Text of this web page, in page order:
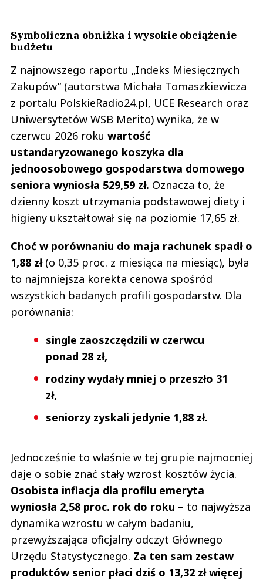
Symboliczna obniżka i wysokie obciążenie
budżetu
Z najnowszego raportu „Indeks Miesięcznych
Zakupów” (autorstwa Michała Tomaszkiewicza
z portalu PolskieRadio24.pl, UCE Research oraz
Uniwersytetów WSB Merito) wynika, że w
czerwcu 2026 roku wartość
ustandaryzowanego koszyka dla
jednoosobowego gospodarstwa domowego
seniora wyniosła 529,59 zł. Oznacza to, że
dzienny koszt utrzymania podstawowej diety i
higieny ukształtował się na poziomie 17,65 zł.
Choć w porównaniu do maja rachunek spadł o
1,88 zł (o 0,35 proc. z miesiąca na miesiąc), była
to najmniejsza korekta cenowa spośród
wszystkich badanych profili gospodarstw. Dla
porównania:
single zaoszczędzili w czerwcu
ponad 28 zł,
rodziny wydały mniej o przeszło 31
zł,
seniorzy zyskali jedynie 1,88 zł.
Jednocześnie to właśnie w tej grupie najmocniej
daje o sobie znać stały wzrost kosztów życia.
Osobista inflacja dla profilu emeryta
wyniosła 2,58 proc. rok do roku – to najwyższa
dynamika wzrostu w całym badaniu,
przewyższająca oficjalny odczyt Głównego
Urzędu Statystycznego. Za ten sam zestaw
produktów senior płaci dziś o 13,32 zł więcej